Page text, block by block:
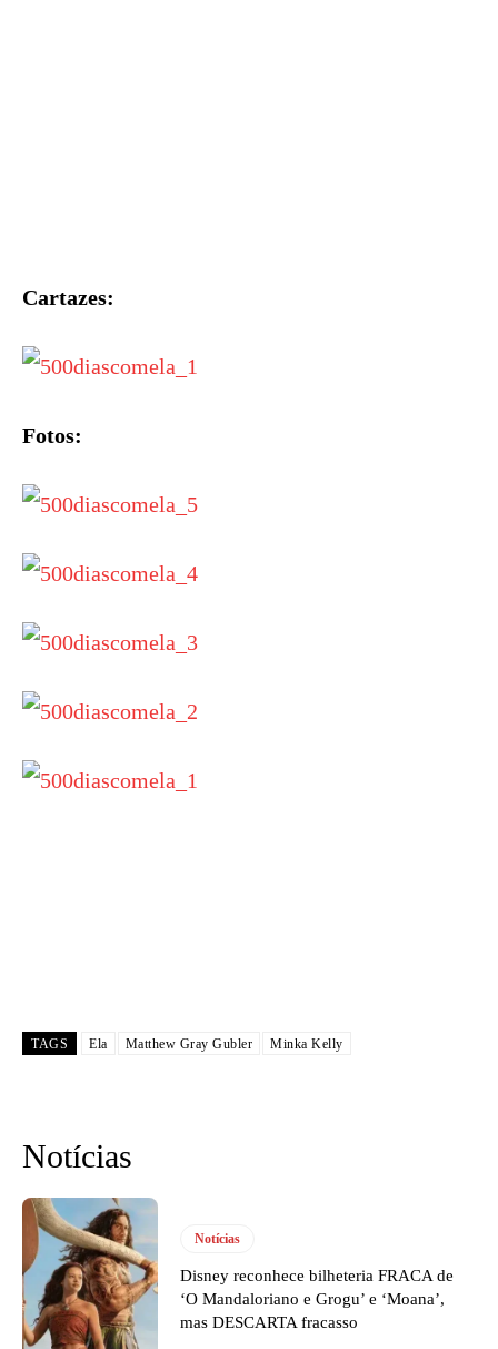
Cartazes:
Fotos:
TAGS Ela Matthew Gray Gubler Minka Kelly
Notícias
Notícias
Disney reconhece bilheteria FRACA de
‘O Mandaloriano e Grogu’ e ‘Moana’,
mas DESCARTA fracasso